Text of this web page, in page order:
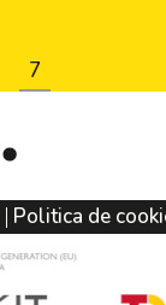
7
Politica de